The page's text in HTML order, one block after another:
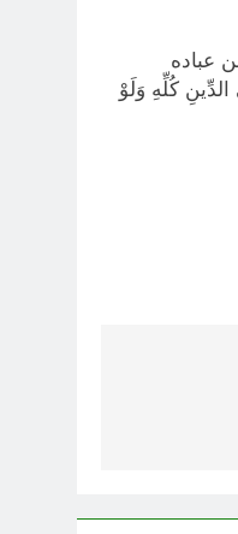
عباده
كُلِّهِ وَلَوْ